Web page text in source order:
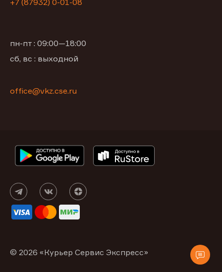
+7 (87932) 0-01-08
пн-пт : 09:00—18:00
сб, вс : выходной
office@vkz.cse.ru
© 2026 «Курьер Сервис Экспресс»